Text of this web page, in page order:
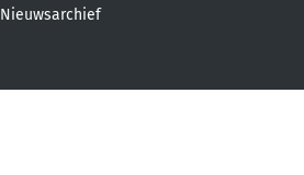
Nieuwsarchief